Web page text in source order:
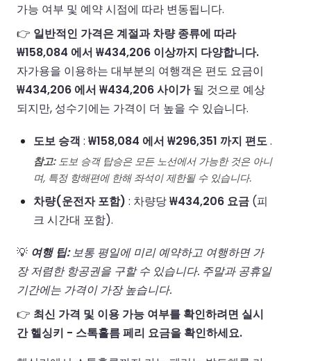
가능 여부 및 예약 시점에 따라 변동됩니다.
👉 일반적인 가격은 계절과 차량 종류에 따라
₩158,084 에서 ₩434,206 이상까지 다양합니다.
자가용을 이용하는 대부분의 여행객은 편도 요금이
₩434,206 에서 ₩434,206 사이가될 것으로 예상
되지만, 성수기에는 가격이 더 높을 수 있습니다.
도보 승객 : ₩158,084 에서 ₩296,351 까지 편도.
참고:도보 승객 탑승은 모든 노선에서 가능한 것은 아니
며, 특정 항해편에 한해 좌석이 제한될 수 있습니다.
차량(운전자 포함) : 차량당₩434,206 요금 (피
크 시간대 포함).
💡 여행 팁:보통 평일에 미리 예약하고 여행하면 가
장 저렴한 항공권을 구할 수 있습니다. 주말과 공휴일
기간에는 가격이 가장 높습니다.
👉 최신 가격 및 이용 가능 여부를 확인하려면 실시
간 헬싱키 - 스톡홀름 페리 요금을 확인하세요.